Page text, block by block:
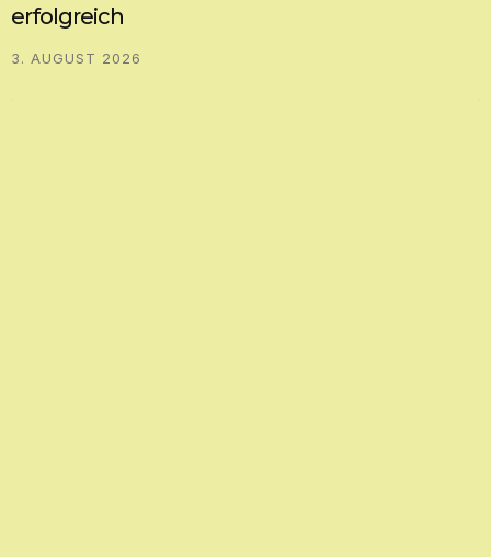
erfolgreich
3. AUGUST 2026